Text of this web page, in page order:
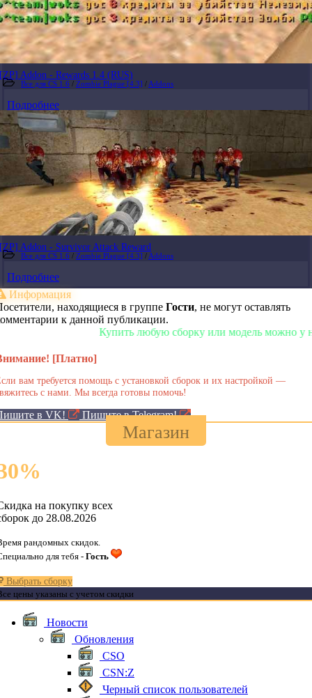
[ZP] Addon - Rewards 1.4 (RUS)
Все для CS 1.6 / Zombie Plague [4.3] / Addons
Подробнее
[ZP] Addon - Survivor Attack Reward
Все для CS 1.6 / Zombie Plague [4.3] / Addons
Подробнее
Информация
находящиеся в группе Гости, не могут оставлять
к данной публикации.
Купить любую сборку или модель можно у нас в
[Платно]
вам требуется помощь с установкой сборок и их настройкой —
с нами. Мы всегда готовы помочь!
в VK! Пишите в Telegram!
Магазин
%
на покупку всех
до 28.08.2026
рандомных скидок.
для тебя - Гость
Выбрать сборку
цены указаны с учетом скидки
Новости
Обновления
CSO
CSN:Z
Черный список пользователей